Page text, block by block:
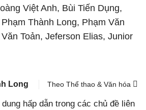
Việt Anh, Bùi Tiến Dụng,
Thành Long, Phạm Văn
Toản, Jeferson Elias, Junior
Long Theo Thể thao & Văn hóa
hấp dẫn trong các chủ đề liên